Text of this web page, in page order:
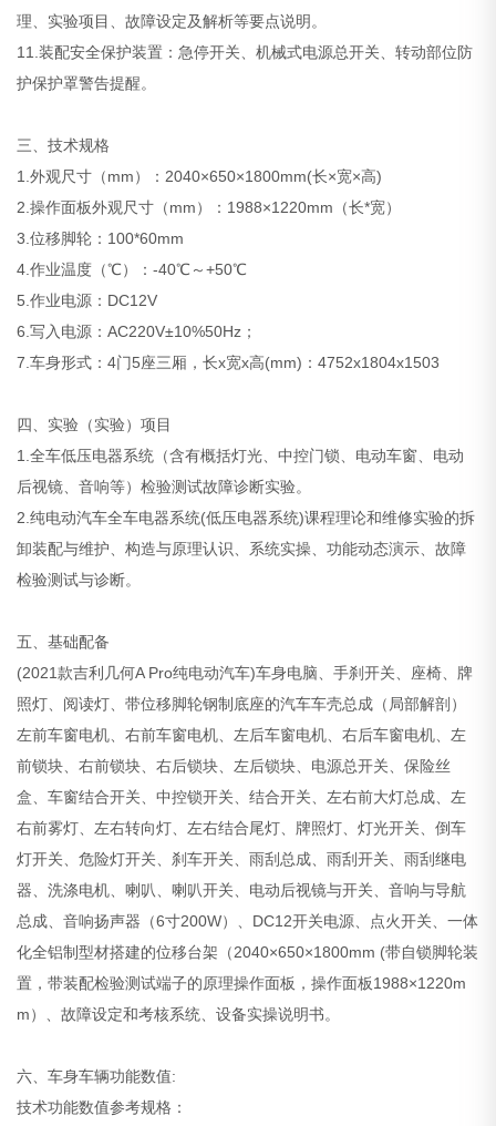
理、实验项目、故障设定及解析等要点说明。
11.装配安全保护装置：急停开关、机械式电源总开关、转动部位防
护保护罩警告提醒。
三、技术规格
1.外观尺寸（mm）：2040×650×1800mm(长×宽×高)
2.操作面板外观尺寸（mm）：1988×1220mm（长*宽）
3.位移脚轮：100*60mm
4.作业温度（℃）：-40℃～+50℃
5.作业电源：DC12V
6.写入电源：AC220V±10%50Hz；
7.车身形式：4门5座三厢，长x宽x高(mm)：4752x1804x1503
四、实验（实验）项目
1.全车低压电器系统（含有概括灯光、中控门锁、电动车窗、电动
后视镜、音响等）检验测试故障诊断实验。
2.纯电动汽车全车电器系统(低压电器系统)课程理论和维修实验的拆
卸装配与维护、构造与原理认识、系统实操、功能动态演示、故障
检验测试与诊断。
五、基础配备
(2021款吉利几何A Pro纯电动汽车)车身电脑、手刹开关、座椅、牌
照灯、阅读灯、带位移脚轮钢制底座的汽车车壳总成（局部解剖）
左前车窗电机、右前车窗电机、左后车窗电机、右后车窗电机、左
前锁块、右前锁块、右后锁块、左后锁块、电源总开关、保险丝
盒、车窗结合开关、中控锁开关、结合开关、左右前大灯总成、左
右前雾灯、左右转向灯、左右结合尾灯、牌照灯、灯光开关、倒车
灯开关、危险灯开关、刹车开关、雨刮总成、雨刮开关、雨刮继电
器、洗涤电机、喇叭、喇叭开关、电动后视镜与开关、音响与导航
总成、音响扬声器（6寸200W）、DC12开关电源、点火开关、一体
化全铝制型材搭建的位移台架（2040×650×1800mm (带自锁脚轮装
置，带装配检验测试端子的原理操作面板，操作面板1988×1220m
m）、故障设定和考核系统、设备实操说明书。
六、车身车辆功能数值:
技术功能数值参考规格：